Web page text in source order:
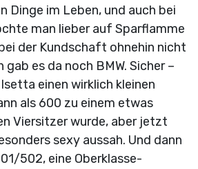
Dinge im Leben, und auch bei
man lieber auf Sparflamme
der Kundschaft ohnehin nicht
gab es da noch BMW. Sicher –
einen wirklich kleinen
als 600 zu einem etwas
Viersitzer wurde, aber jetzt
sexy aussah. Und dann
502, eine Oberklasse-